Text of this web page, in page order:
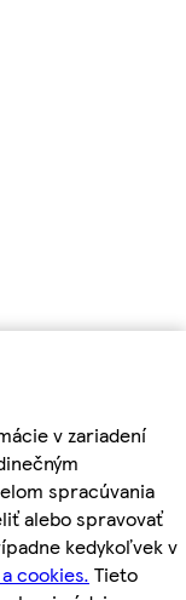
v zariadení
spracúvania
alebo spravovať
kedykoľvek v
cookies. Tieto